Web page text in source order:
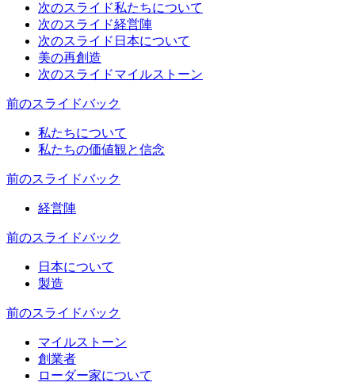
次のスライド私たちについて
次のスライド経営陣
次のスライド 日本について
美の再創造
次のスライドマイルストーン
前のスライドバック
私たちについて
私たちの価値観と信念
前のスライドバック
経営陣
前のスライドバック
日本について
製造
前のスライドバック
マイルストーン
創業者
ローダー家について